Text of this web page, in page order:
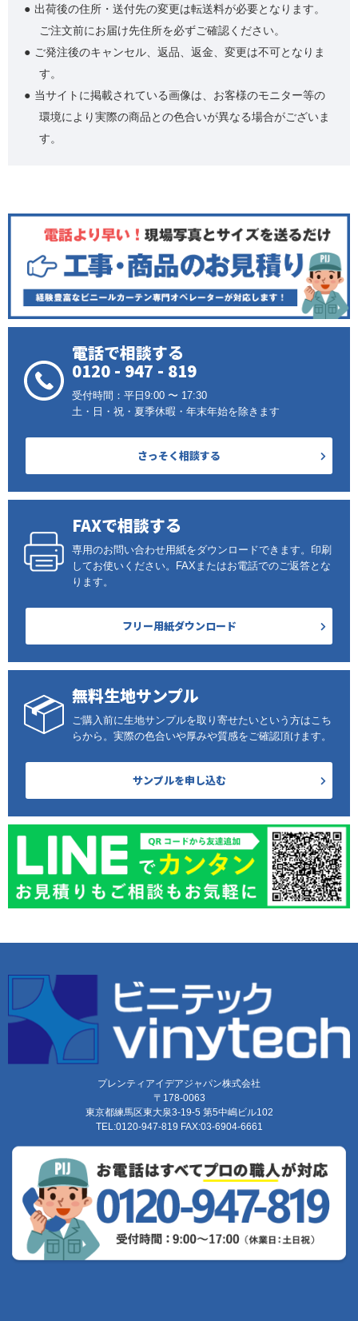
出荷後の住所・送付先の変更は転送料が必要となります。
ご注文前にお届け先住所を必ずご確認ください。
ご発注後のキャンセル、返品、返金、変更は不可となりま
す。
当サイトに掲載されている画像は、お客様のモニター等の
環境により実際の商品との色合いが異なる場合がございま
す。
電話で相談する
0120 - 947 - 819
受付時間：平日9:00 〜 17:30
土・日・祝・夏季休暇・年末年始を除きます
さっそく相談する
FAXで相談する
専用のお問い合わせ用紙をダウンロードできます。印刷
してお使いください。FAXまたはお電話でのご返答とな
ります。
フリー用紙ダウンロード
無料生地サンプル
ご購入前に生地サンプルを取り寄せたいという方はこち
らから。実際の色合いや厚みや質感をご確認頂けます。
サンプルを申し込む
プレンティアイデアジャパン株式会社
〒178-0063
東京都練馬区東大泉3-19-5 第5中嶋ビル102
TEL:0120-947-819 FAX:03-6904-6661